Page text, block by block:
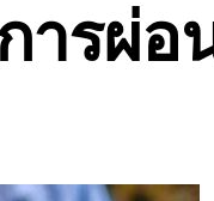
ารผ่อ